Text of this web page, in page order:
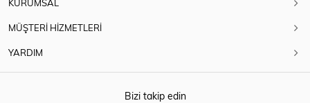
KURUMSAL
MÜŞTERİ HİZMETLERİ
YARDIM
Bizi takip edin